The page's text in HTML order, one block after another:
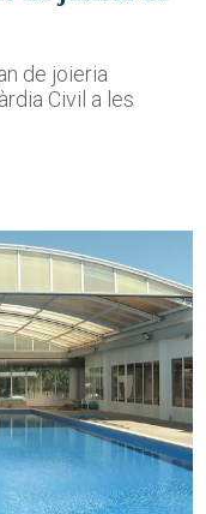
de joieria
Civil a les